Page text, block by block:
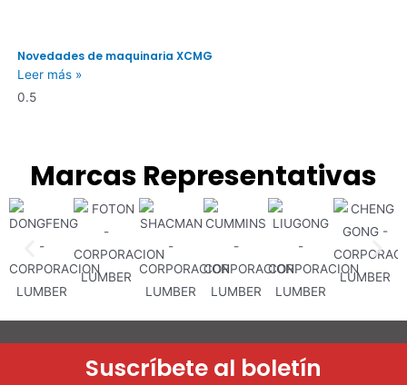
Novedades de maquinaria XCMG
Leer más »
Marcas Representativas
Suscríbete al boletín